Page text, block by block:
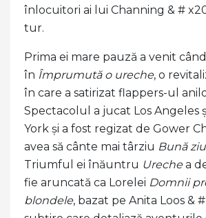
înlocuitori ai lui Channing & #
tur.
Prima ei mare pauză a venit
în Împrumută o ureche, o
în care a satirizat flappers-ul
Spectacolul a jucat Los Angeles
York și a fost regizat de Gower
avea să cânte mai târziu Bună
Triumful ei înăuntru Urechea
fie aruncată ca Lorelei Domnii
blondele, bazat pe Anita Loos &